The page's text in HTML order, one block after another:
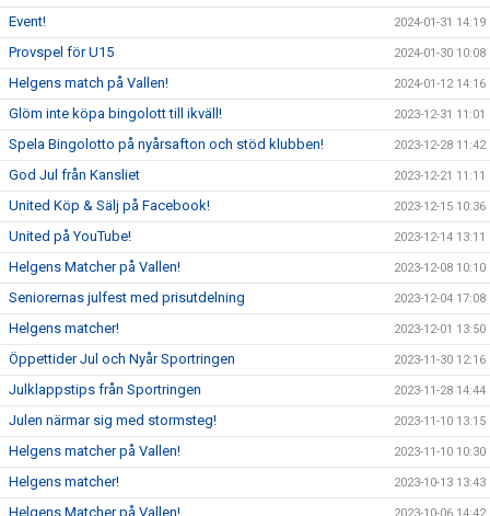
Event! 2024-01-31 14:19
Provspel för U15 2024-01-30 10:08
Helgens match på Vallen! 2024-01-12 14:16
Glöm inte köpa bingolott till ikväll! 2023-12-31 11:01
Spela Bingolotto på nyårsafton och stöd klubben! 2023-12-28 11:42
God Jul från Kansliet 2023-12-21 11:11
United Köp & Sälj på Facebook! 2023-12-15 10:36
United på YouTube! 2023-12-14 13:11
Helgens Matcher på Vallen! 2023-12-08 10:10
Seniorernas julfest med prisutdelning 2023-12-04 17:08
Helgens matcher! 2023-12-01 13:50
Öppettider Jul och Nyår Sportringen 2023-11-30 12:16
Julklappstips från Sportringen 2023-11-28 14:44
Julen närmar sig med stormsteg! 2023-11-10 13:15
Helgens matcher på Vallen! 2023-11-10 10:30
Helgens matcher! 2023-10-13 13:43
Helgens Matcher på Vallen!